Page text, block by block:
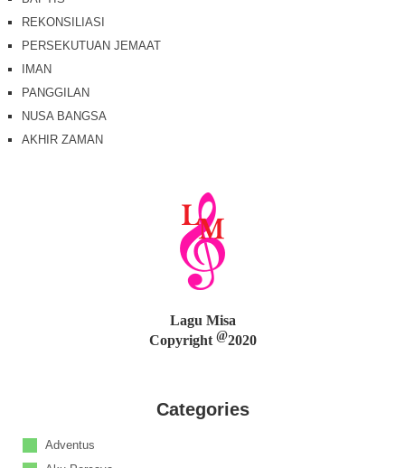
REKONSILIASI
PERSEKUTUAN JEMAAT
IMAN
PANGGILAN
NUSA BANGSA
AKHIR ZAMAN
Lagu Misa
Copyright @2020
Categories
Adventus